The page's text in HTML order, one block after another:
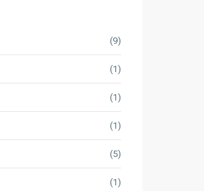
(9)
(1)
(1)
(1)
(5)
(1)